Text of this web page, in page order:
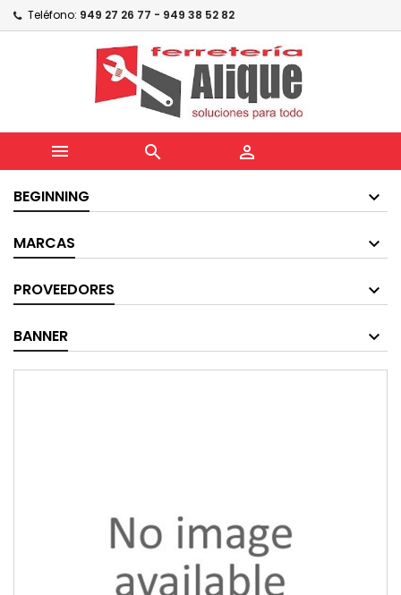
Teléfono: 949 27 26 77 - 949 38 52 82
  
BEGINNING
MARCAS
PROVEEDORES
BANNER